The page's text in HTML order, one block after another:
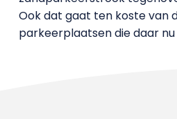
Ook dat gaat ten koste van
parkeerplaatsen die daar nu